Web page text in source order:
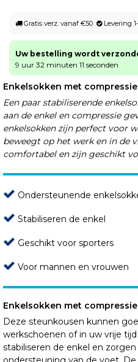
Gratis verz. vanaf €50 Levering
Uw bestelling wordt
9 uur 32 minuten 11 seconden
Enkelsokken met compressie
Een paar stabiliserende
aan de enkel en compressie
enkelsokken zijn perfect voor
beweegt op het werk en in de
comfortabel en zijn geschikt
Ondersteunende
Stabiliseren de enkel
Geschikt voor sporters
Voor mannen en vrouwen
Enkelsokken met compressie
Deze steunkousen kunnen
werkschoenen of in uw vrije
stabiliseren de enkel en